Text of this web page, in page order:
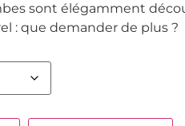
sont élégamment
: que demander de plus ?